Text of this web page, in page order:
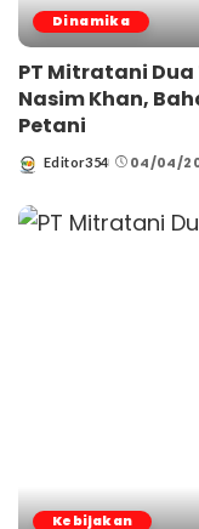
Dinamika
PT Mitratani
Nasim Khan,
Petani
Posted
Editor354 04/04/
Kebijakan